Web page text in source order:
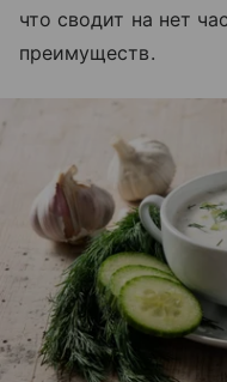
что сводит на нет
преимуществ.